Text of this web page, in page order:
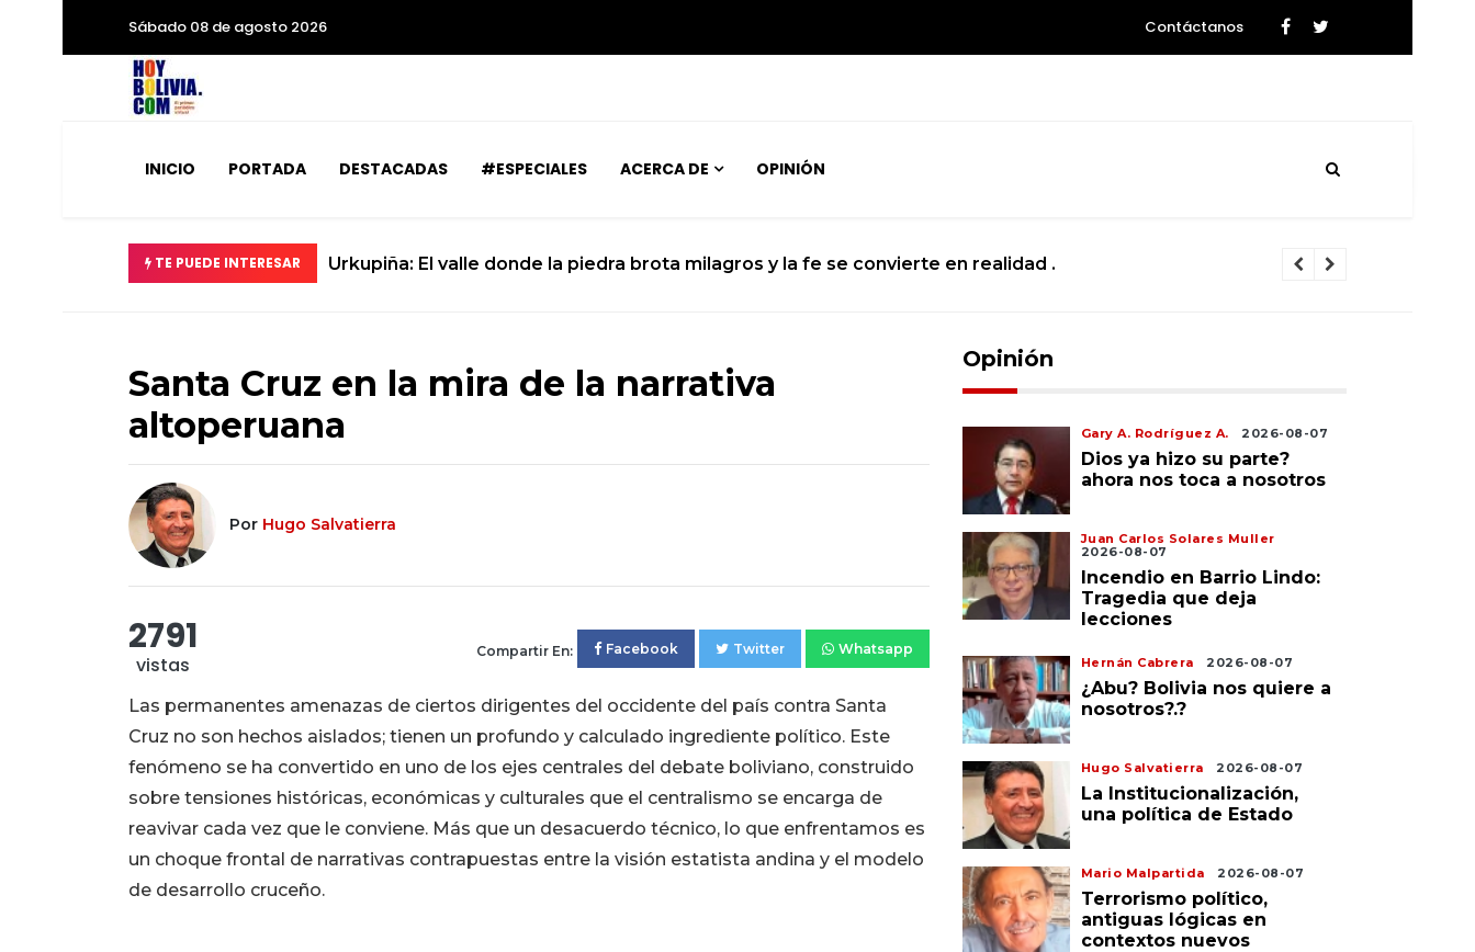
Sábado 08 de agosto 2026 Contáctanos
INICIO PORTADA DESTACADAS #ESPECIALES ACERCA DE OPINIÓN
TE PUEDE INTERESAR Urkupiña: El valle donde la piedra brota milagros y la fe se convierte en realidad .
Santa Cruz en la mira de la narrativa
altoperuana
Por Hugo Salvatierra
2791
vistas
Compartir En: Facebook Twitter Whatsapp
Las permanentes amenazas de ciertos dirigentes del occidente del país contra Santa
Cruz no son hechos aislados; tienen un profundo y calculado ingrediente político. Este
fenómeno se ha convertido en uno de los ejes centrales del debate boliviano, construido
sobre tensiones históricas, económicas y culturales que el centralismo se encarga de
reavivar cada vez que le conviene. Más que un desacuerdo técnico, lo que enfrentamos es
un choque frontal de narrativas contrapuestas entre la visión estatista andina y el modelo
de desarrollo cruceño.
Opinión
Gary A. Rodríguez A. 2026-08-07
Dios ya hizo su parte?
ahora nos toca a nosotros
Juan Carlos Solares Muller
2026-08-07
Incendio en Barrio Lindo:
Tragedia que deja
lecciones
Hernán Cabrera 2026-08-07
¿Abu? Bolivia nos quiere a
nosotros?.?
Hugo Salvatierra 2026-08-07
La Institucionalización,
una política de Estado
Mario Malpartida 2026-08-07
Terrorismo político,
antiguas lógicas en
contextos nuevos